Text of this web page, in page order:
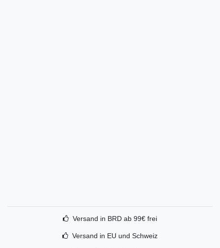
Versand in BRD ab 99€ frei
Versand in EU und Schweiz